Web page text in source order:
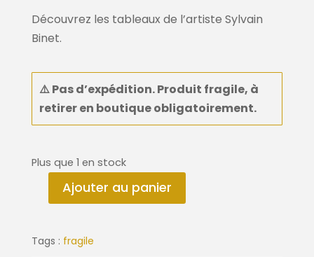
Découvrez les tableaux de l’artiste Sylvain
Binet.
⚠️Pas d’expédition. Produit fragile, à
retirer en boutiqueobligatoirement.
Plus que 1 en stock
quantité
Cadre
Ajouter au panier
Tags : fragile